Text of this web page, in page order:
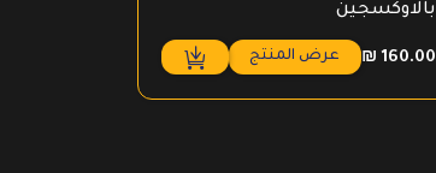
بالاوكسجين
₪ 160.00 عرض المنتج